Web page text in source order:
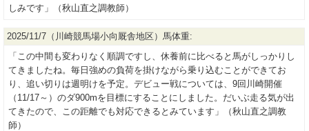
しみです」（秋山直之調教師）
2025/11/7（川崎競馬場小向厩舎地区）馬体重:
「この中間も変わりなく順調ですし、休養前に比べると馬がしっかりし
てきましたね。毎日強めの負荷を掛けながら乗り込むことができてお
り、追い切りは週明けを予定。デビュー戦については、9回川崎開催
（11/17～）のダ900mを目標にすることにしました。だいぶ走る気が出
てきたので、この距離でも対応できるとみています」（秋山直之調教
師）